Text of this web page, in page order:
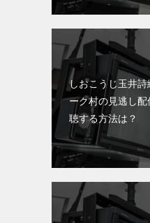
しおこうじ玉井
ーク村の見逃し
聴する方法は？